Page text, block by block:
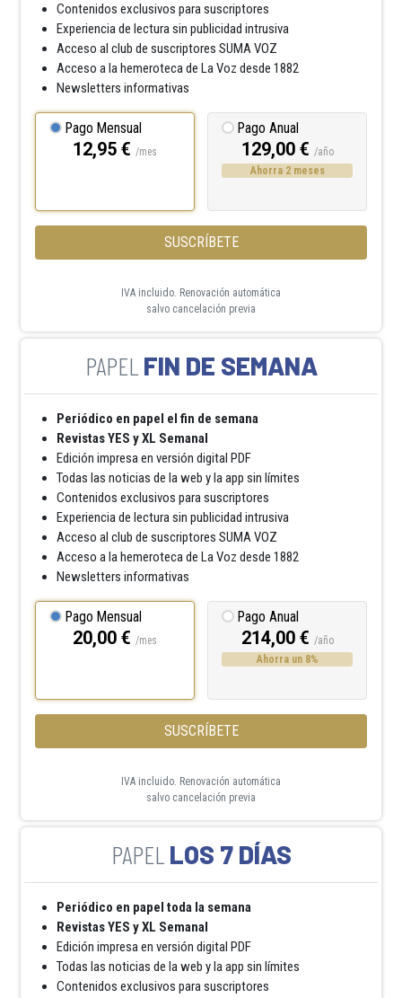
Contenidos exclusivos para suscriptores
Experiencia de lectura sin publicidad intrusiva
Acceso al club de suscriptores SUMA VOZ
Acceso a la hemeroteca de La Voz desde 1882
Newsletters informativas
Pago Mensual
12,95 € /mes
Pago Anual
129,00 € /año
Ahorra 2 meses
SUSCRÍBETE
IVA incluido. Renovación automática
salvo cancelación previa
FIN DE SEMANA
Periódico en papel el fin de semana
Revistas YES y XL Semanal
Edición impresa en versión digital PDF
Todas las noticias de la web y la app sin límites
Contenidos exclusivos para suscriptores
Experiencia de lectura sin publicidad intrusiva
Acceso al club de suscriptores SUMA VOZ
Acceso a la hemeroteca de La Voz desde 1882
Newsletters informativas
Pago Mensual
20,00 € /mes
Pago Anual
214,00 € /año
Ahorra un 8%
SUSCRÍBETE
IVA incluido. Renovación automática
salvo cancelación previa
LOS 7 DÍAS
Periódico en papel toda la semana
Revistas YES y XL Semanal
Edición impresa en versión digital PDF
Todas las noticias de la web y la app sin límites
Contenidos exclusivos para suscriptores